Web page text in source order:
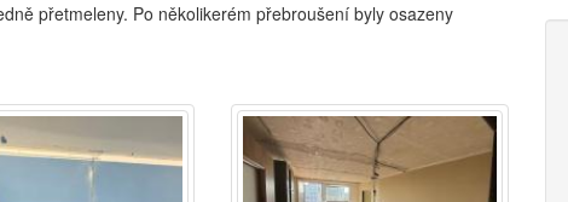
přetmeleny. Po několikerém přebroušení byly osazeny